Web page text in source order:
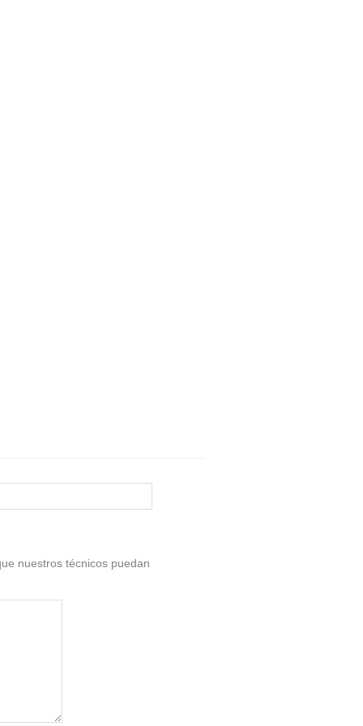
nuestros técnicos puedan